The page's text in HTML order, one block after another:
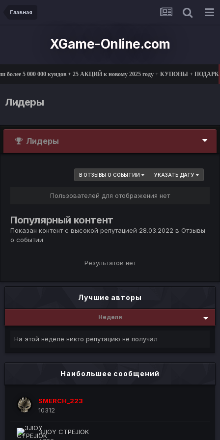
Главная
XGame-Online.com
более 5 000 000 куидов + 25 АКЦИЙ к новому 2025 году + КУПОНЫ +
Лидеры
Лидеры
В ОТЗЫВЫ О СОБЫТИИ УКАЗАТЬ ДАТУ
Пользователей для отображения нет
Популярный контент
Показан контент с высокой репутацией 28.03.2022 в Отзывы
о событии
Результатов нет
Лучшие авторы
Неделя
На этой неделе никто репутацию не получал
Наибольшее сообщений
SMERCH_223
10312
3JIOY CTPEJIOK